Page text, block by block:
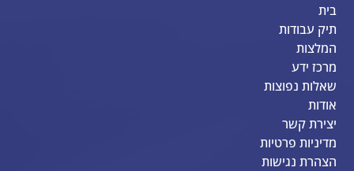
בית
תיק עבודות
המלצות
מרכז ידע
שאלות נפוצות
אודות
יצירת קשר
מדיניות פרטיות
הצהרת נגישות